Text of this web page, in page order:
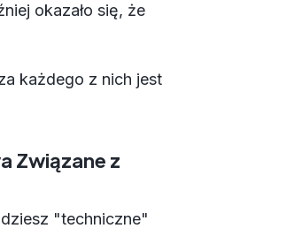
okazało się, że
każdego z nich jest
Związane z
"techniczne"